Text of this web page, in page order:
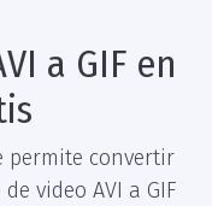
a GIF en
permite convertir
video AVI a GIF